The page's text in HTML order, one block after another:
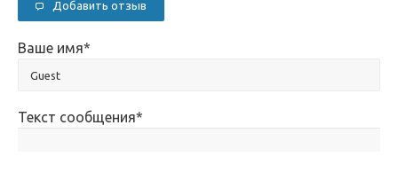
Добавить отзыв
Ваше имя*
Текст сообщения*